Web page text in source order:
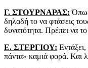
Γ. ΣΤΟΥΡΝΑΡΑΣ:
δηλαδή το να φτάσεις
δυνατότητα. Πρέπει να
Ε. ΣΤΕΡΓΙΟΥ: Εντάξει,
πάντα» καμιά φορά. Και